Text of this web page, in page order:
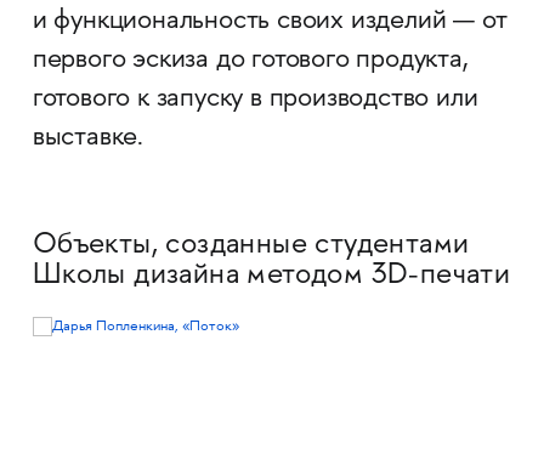
и функциональность своих изделий — от
первого эскиза до готового продукта,
готового к запуску в производство или
выставке.
Объекты, созданные студентами
Школы дизайна методом 3D-печати